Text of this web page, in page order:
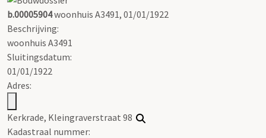
b.00005904woonhuis A3491, 01/01/1922
Beschrijving:
woonhuis A3491
Sluitingsdatum:
01/01/1922
Adres:
Kerkrade, Kleingraverstraat 98
Kadastraal nummer: